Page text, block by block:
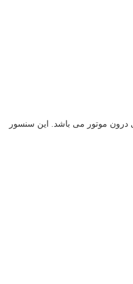
موتور می باشد. این سنسور